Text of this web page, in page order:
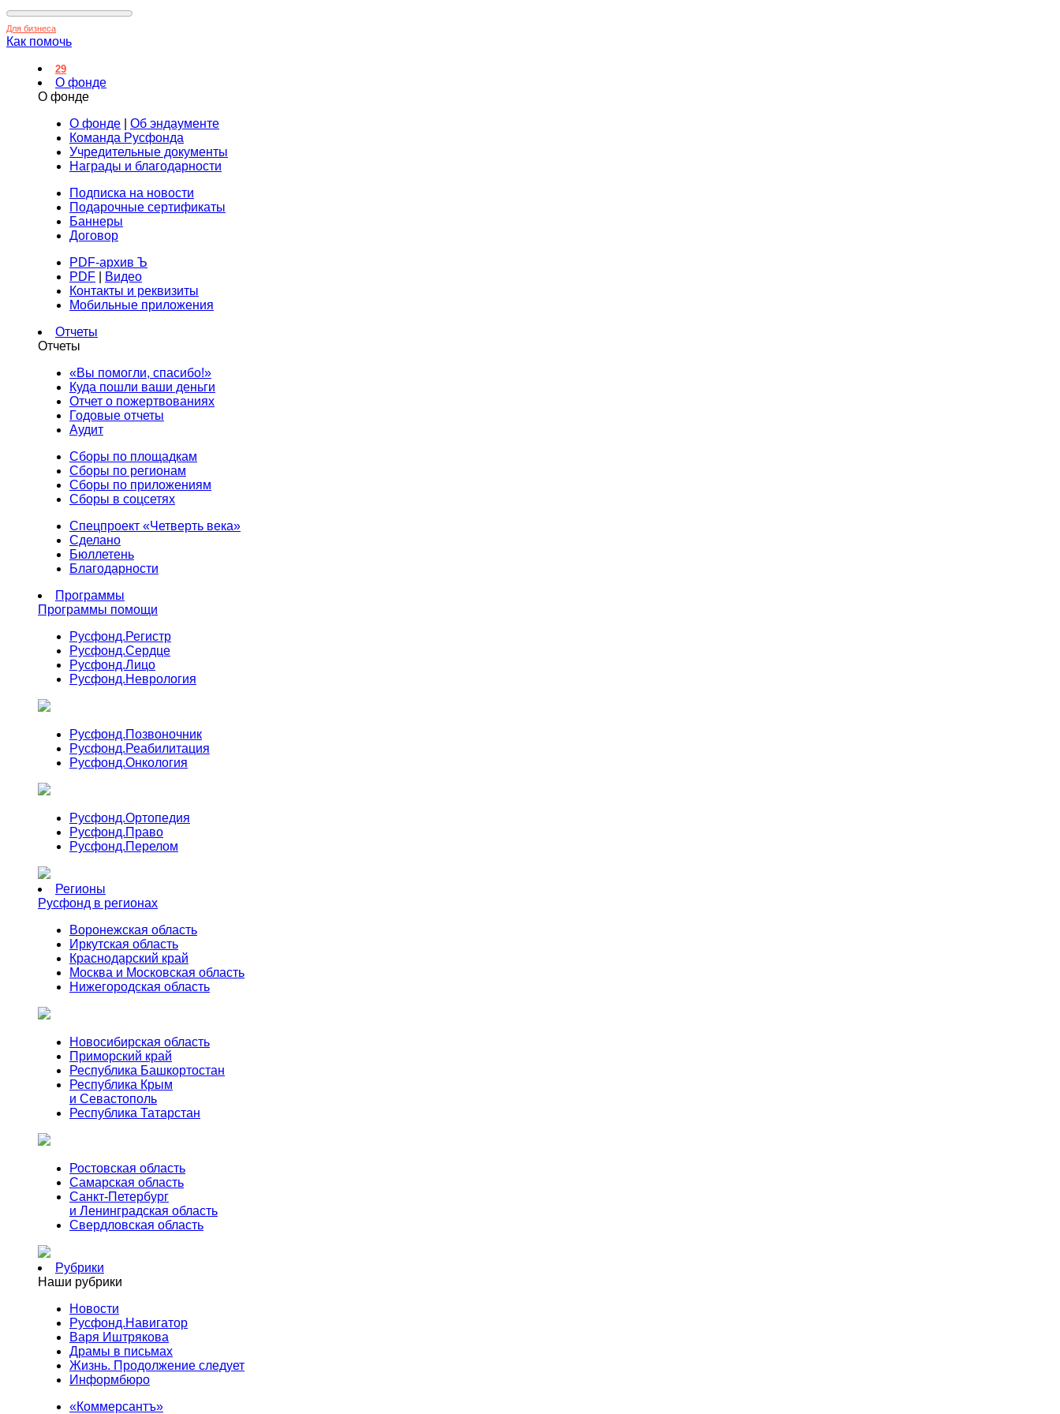
Для бизнеса
Как помочь
29
О фонде
О фонде
О фонде
Об эндаументе
Команда Русфонда
Учредительные документы
Награды и благодарности
Подписка на новости
Подарочные сертификаты
Баннеры
Договор
PDF-архив Ъ
PDF
Видео
Контакты и реквизиты
Мобильные приложения
Отчеты
Отчеты
«Вы помогли, спасибо!»
Куда пошли ваши деньги
Отчет о пожертвованиях
Годовые отчеты
Аудит
Сборы по площадкам
Сборы по регионам
Сборы по приложениям
Сборы в соцсетях
Спецпроект «Четверть века»
Сделано
Бюллетень
Благодарности
Программы
Программы помощи
Русфонд.Регистр
Русфонд.Сердце
Русфонд.Лицо
Русфонд.Неврология
Русфонд.Позвоночник
Русфонд.Реабилитация
Русфонд.Онкология
Русфонд.Ортопедия
Русфонд.Право
Русфонд.Перелом
Регионы
Русфонд в регионах
Воронежская область
Иркутская область
Краснодарский край
Москва и Московская область
Нижегородская область
Новосибирская область
Приморский край
Республика Башкортостан
Республика Крым
и Севастополь
Республика Татарстан
Ростовская область
Самарская область
Санкт-Петербург
и Ленинградская область
Свердловская область
Рубрики
Наши рубрики
Новости
Русфонд.Навигатор
Варя Иштрякова
Драмы в письмах
Жизнь. Продолжение следует
Информбюро
«Коммерсантъ»